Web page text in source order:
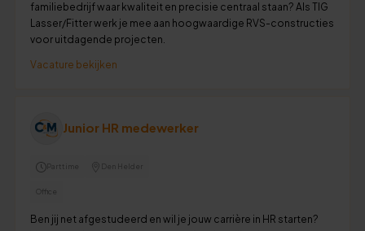
familiebedrijf waar kwaliteit en precisie centraal staan? Als TIG
Lasser/Fitter werk je mee aan hoogwaardige RVS-constructies
voor uitdagende projecten.
Vacature bekijken
Junior HR medewerker
Parttime Den Helder
Office
Ben jij net afgestudeerd en wil je jouw carrière in HR starten?